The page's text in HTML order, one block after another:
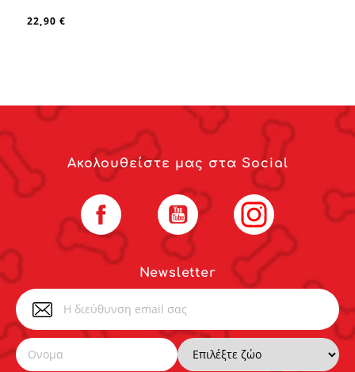
22,90 €
Newsletter
Ακολουθείστε μας στα Social
Facebook YouTube Instagram